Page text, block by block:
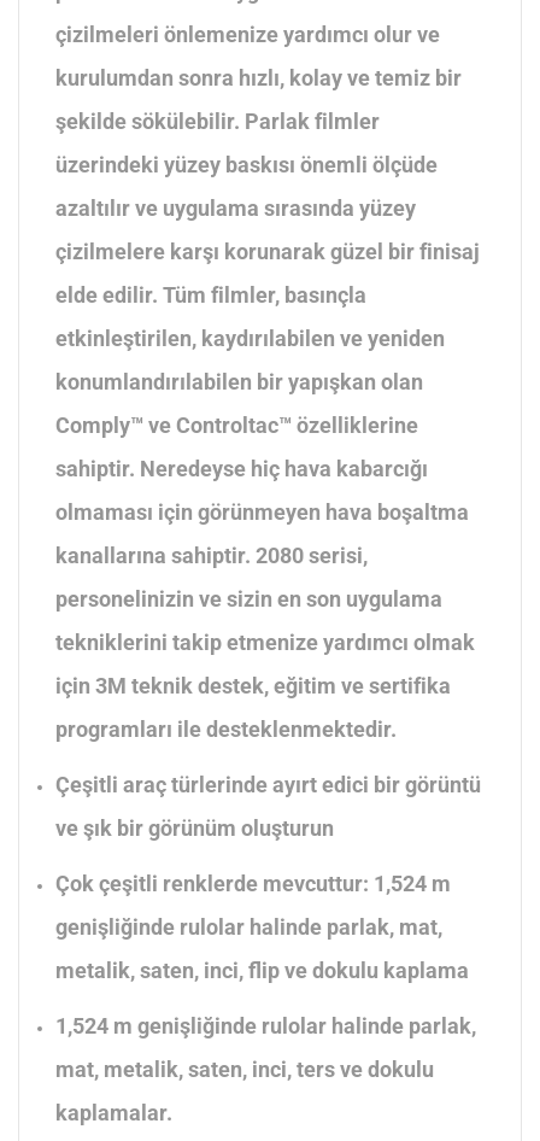
çizilmeleri önlemenize yardımcı olur ve
kurulumdan sonra hızlı, kolay ve temiz bir
şekilde sökülebilir. Parlak filmler
üzerindeki yüzey baskısı önemli ölçüde
azaltılır ve uygulama sırasında yüzey
çizilmelere karşı korunarak güzel bir finisaj
elde edilir. Tüm filmler, basınçla
etkinleştirilen, kaydırılabilen ve yeniden
konumlandırılabilen bir yapışkan olan
Comply™ ve Controltac™ özelliklerine
sahiptir. Neredeyse hiç hava kabarcığı
olmaması için görünmeyen hava boşaltma
kanallarına sahiptir. 2080 serisi,
personelinizin ve sizin en son uygulama
tekniklerini takip etmenize yardımcı olmak
için 3M teknik destek, eğitim ve sertifika
programları ile desteklenmektedir.
Çeşitli araç türlerinde ayırt edici bir görüntü
ve şık bir görünüm oluşturun
Çok çeşitli renklerde mevcuttur: 1,524 m
genişliğinde rulolar halinde parlak, mat,
metalik, saten, inci, flip ve dokulu kaplama
1,524 m genişliğinde rulolar halinde parlak,
mat, metalik, saten, inci, ters ve dokulu
kaplamalar.